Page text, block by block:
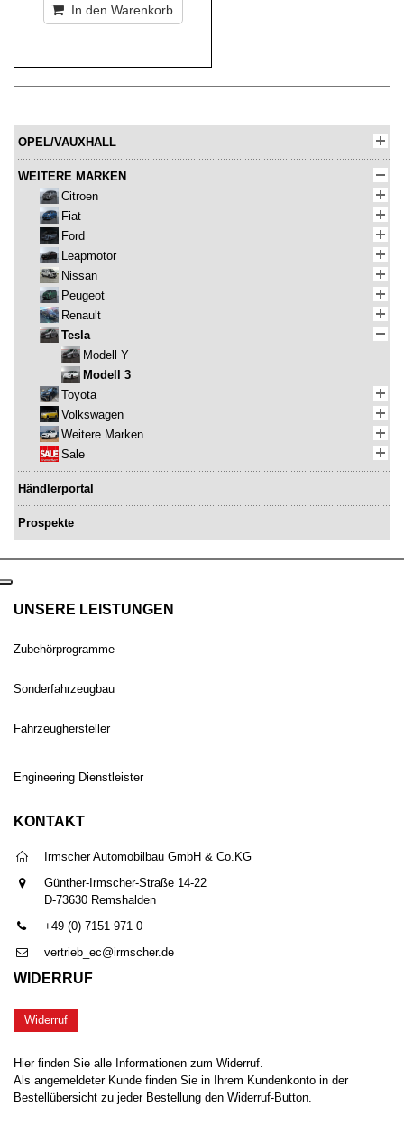
In den Warenkorb
OPEL/VAUXHALL
WEITERE MARKEN
Citroen
Fiat
Ford
Leapmotor
Nissan
Peugeot
Renault
Tesla
Modell Y
Modell 3
Toyota
Volkswagen
Weitere Marken
Sale
Händlerportal
Prospekte
UNSERE LEISTUNGEN
Zubehörprogramme
Sonderfahrzeugbau
Fahrzeughersteller
Engineering Dienstleister
KONTAKT
Irmscher Automobilbau GmbH & Co.KG
Günther-Irmscher-Straße 14-22
D-73630 Remshalden
+49 (0) 7151 971 0
vertrieb_ec@irmscher.de
WIDERRUF
Widerruf
Hier finden Sie alle Informationen zum Widerruf.
Als angemeldeter Kunde finden Sie in Ihrem Kundenkonto in der
Bestellübersicht zu jeder Bestellung den Widerruf-Button.